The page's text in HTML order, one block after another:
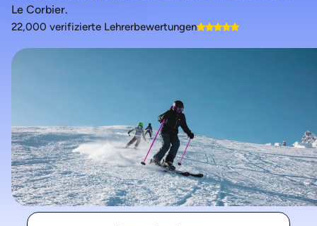
Le Corbier.
22,000 verifizierte Lehrerbewertungen